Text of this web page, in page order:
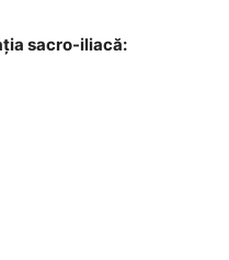
sacro-iliacă: